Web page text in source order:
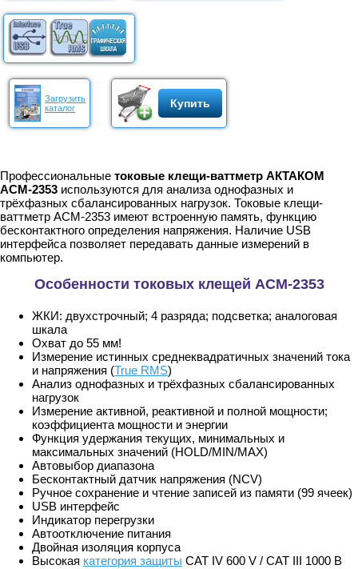
Загрузить
каталог
Купить
Профессиональные токовые клещи-ваттметр АКТАКОМ
АСМ-2353 используются для анализа однофазных и
трёхфазных сбалансированных нагрузок. Токовые клещи-
ваттметр АСМ-2353 имеют встроенную память, функцию
бесконтактного определения напряжения. Наличие USB
интерфейса позволяет передавать данные измерений в
компьютер.
Особенности токовых клещей АСМ-2353
ЖКИ: двухстрочный; 4 разряда; подсветка; аналоговая
шкала
Охват до 55 мм!
Измерение истинных среднеквадратичных значений тока
и напряжения (True RMS)
Анализ однофазных и трёхфазных сбалансированных
нагрузок
Измерение активной, реактивной и полной мощности;
коэффициента мощности и энергии
Функция удержания текущих, минимальных и
максимальных значений (HOLD/MIN/MAX)
Автовыбор диапазона
Бесконтактный датчик напряжения (NCV)
Ручное сохранение и чтение записей из памяти (99 ячеек)
USB интерфейс
Индикатор перегрузки
Автоотключение питания
Двойная изоляция корпуса
Высокая категория защиты CAT IV 600 V / CAT III 1000 В